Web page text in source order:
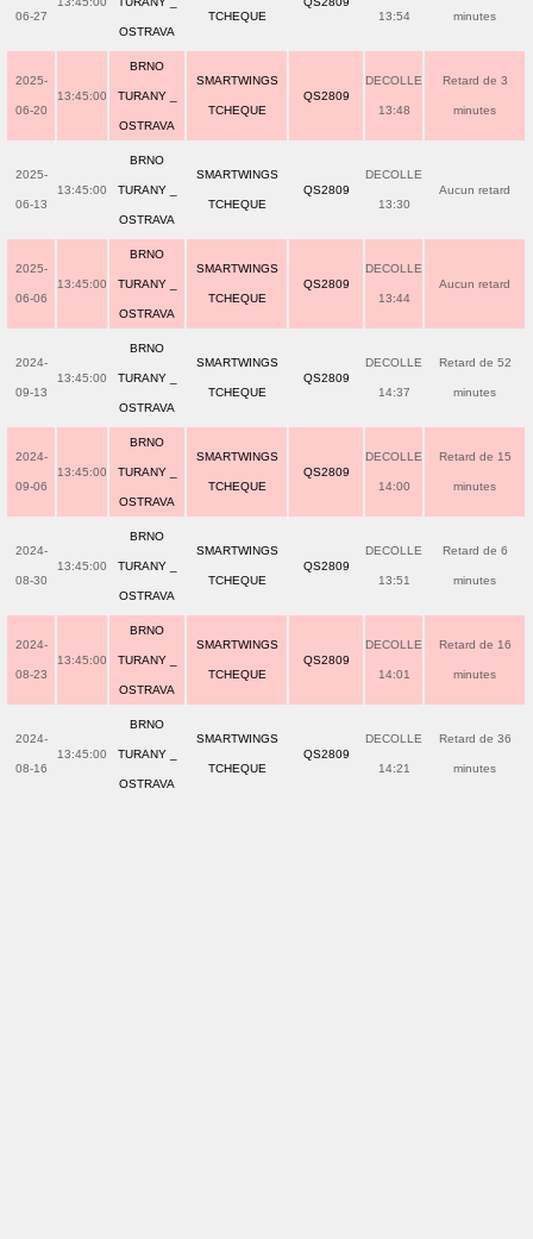
06-27
OSTRAVA
TCHEQUE 13:54 minutes
2025-
06-20
13:45:00
BRNO
TURANY _
OSTRAVA
SMARTWINGS
TCHEQUE
QS2809
DECOLLE
13:48
Retard de 3
minutes
2025-
06-13
13:45:00
BRNO
TURANY _
OSTRAVA
SMARTWINGS
TCHEQUE
QS2809
DECOLLE
13:30
Aucun retard
2025-
06-06
13:45:00
BRNO
TURANY _
OSTRAVA
SMARTWINGS
TCHEQUE
QS2809
DECOLLE
13:44
Aucun retard
2024-
09-13
13:45:00
BRNO
TURANY _
OSTRAVA
SMARTWINGS
TCHEQUE
QS2809
DECOLLE
14:37
Retard de 52
minutes
2024-
09-06
13:45:00
BRNO
TURANY _
OSTRAVA
SMARTWINGS
TCHEQUE
QS2809
DECOLLE
14:00
Retard de 15
minutes
2024-
08-30
13:45:00
BRNO
TURANY _
OSTRAVA
SMARTWINGS
TCHEQUE
QS2809
DECOLLE
13:51
Retard de 6
minutes
2024-
08-23
13:45:00
BRNO
TURANY _
OSTRAVA
SMARTWINGS
TCHEQUE
QS2809
DECOLLE
14:01
Retard de 16
minutes
2024-
08-16
13:45:00
BRNO
TURANY _
OSTRAVA
SMARTWINGS
TCHEQUE
QS2809
DECOLLE
14:21
Retard de 36
minutes